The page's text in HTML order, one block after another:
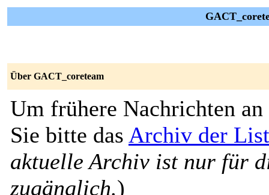
Über GACT_coreteam
Um frühere Nachrichten an
Sie bitte das Archiv der
aktuelle Archiv ist nur für
zugänglich.)